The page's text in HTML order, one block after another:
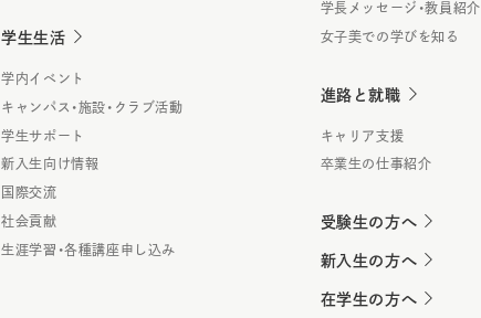
学生生活
学内イベント
キャンパス・施設・クラブ活動
学生サポート
新入生向け情報
国際交流
社会貢献
生涯学習・各種講座申し込み
学長メッセージ・教員紹介
女子美での学びを知る
進路と就職
キャリア支援
卒業生の仕事紹介
受験生の方へ
新入生の方へ
在学生の方へ